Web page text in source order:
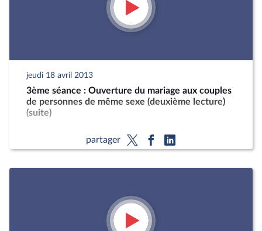
jeudi 18 avril 2013
3ème séance : Ouverture du mariage aux couples
de personnes de même sexe (deuxième lecture)
(suite)
partager